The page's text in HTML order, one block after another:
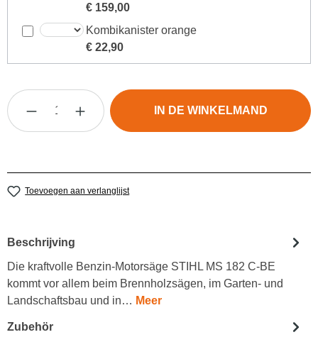
€ 159,00
Kombikanister orange
€ 22,90
Producthoeveelheid: Voer de gewenste
IN DE WINKELMAND
Toevoegen aan verlanglijst
Beschrijving
Die kraftvolle Benzin-Motorsäge STIHL MS 182 C-BE
kommt vor allem beim Brennholzsägen, im Garten- und
Landschaftsbau und in… Meer
Zubehör